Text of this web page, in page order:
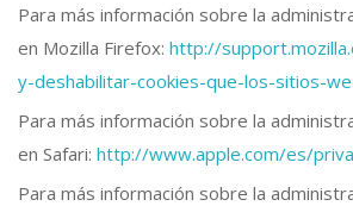
Para más información sobre la
en Mozilla Firefox: http://
y-deshabilitar-cookies-que-los-sitios-we
Para más información sobre la
en Safari: http://www.apple.com/es/
Para más información sobre la